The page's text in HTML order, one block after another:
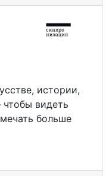
истории,
видеть
больше